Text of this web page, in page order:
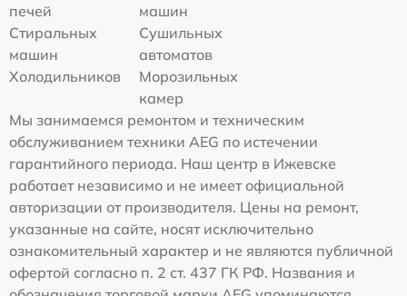
печей
машин
Стиральных
машин
Сушильных
автоматов
Холодильников
Морозильных
камер
Мы занимаемся ремонтом и техническим
обслуживанием техники AEG по истечении
гарантийного периода. Наш центр в Ижевске
работает независимо и не имеет официальной
авторизации от производителя. Цены на ремонт,
указанные на сайте, носят исключительно
ознакомительный характер и не являются публичной
офертой согласно п. 2 ст. 437 ГК РФ. Названия и